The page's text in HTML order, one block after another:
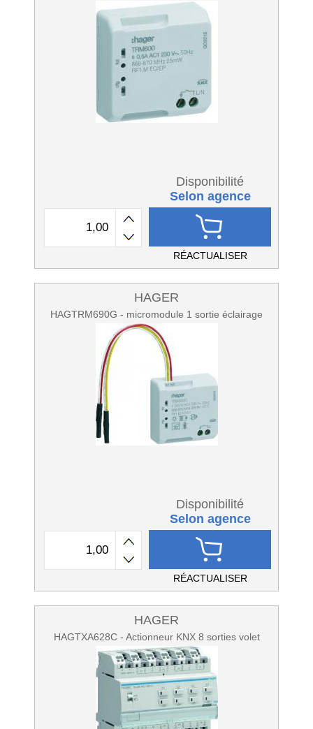
Disponibilité
Selon agence
RÉACTUALISER
HAGER
HAGTRM690G - micromodule 1 sortie éclairage
Disponibilité
Selon agence
RÉACTUALISER
HAGER
HAGTXA628C - Actionneur KNX 8 sorties volet